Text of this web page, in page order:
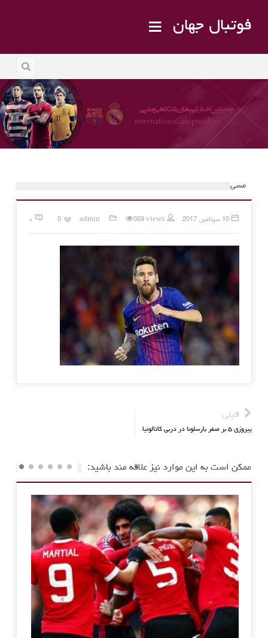
فوتبال جهان
مسی
10 سپتامبر, 2017 admin 359 views
0 ۰
قبلی
پیروزی ۵ بر صفر بارسلونا در دربی کاتالونیا
ممکن است به این موارد نیز علاقه مند باشید: